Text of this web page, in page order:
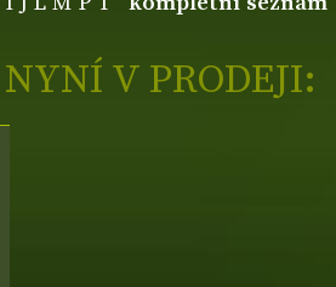
NYNÍ V PRODEJI: